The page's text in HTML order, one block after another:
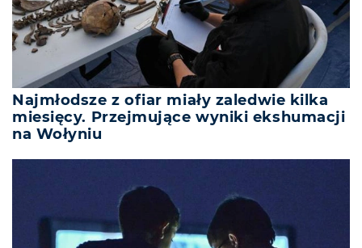
Najmłodsze z ofiar miały zaledwie kilka
miesięcy. Przejmujące wyniki ekshumacji
na Wołyniu